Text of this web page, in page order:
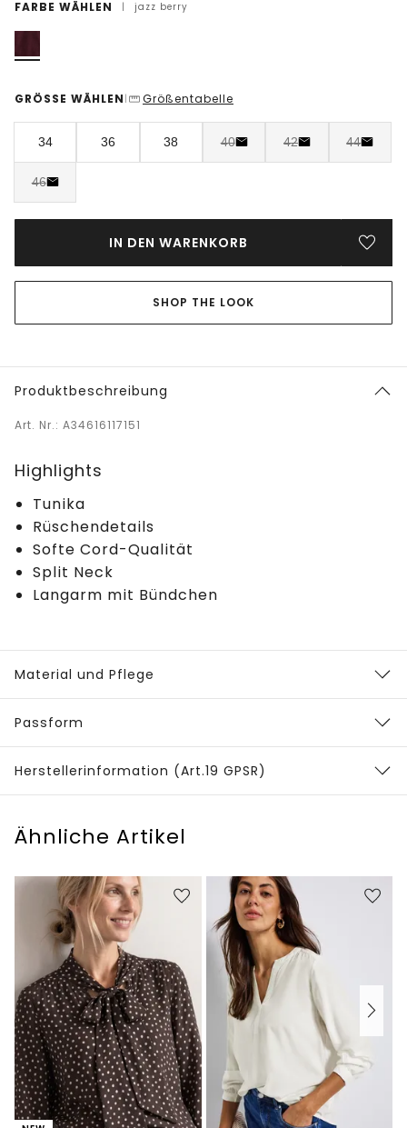
FARBE WÄHLEN | jazz berry
GRÖSSE WÄHLEN | Größentabelle
34 36 38 40 42 44
46
IN DEN WARENKORB
SHOP THE LOOK
Produktbeschreibung
Art. Nr.: A34616117151
Highlights
Tunika
Rüschendetails
Softe Cord-Qualität
Split Neck
Langarm mit Bündchen
Material und Pflege
Passform
Herstellerinformation (Art.19 GPSR)
Ähnliche Artikel